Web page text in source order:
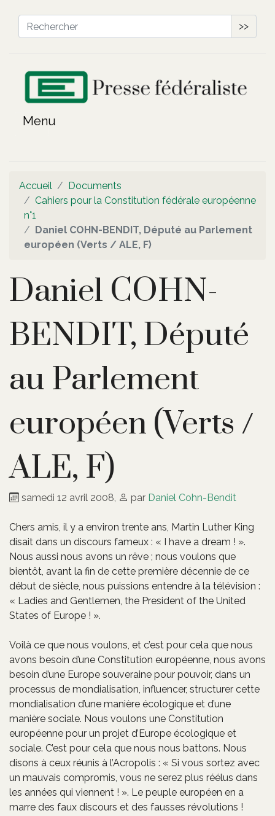
>>
Accueil
Documents
Cahiers pour la Constitution fédérale européenne
n°1
Daniel COHN-BENDIT, Député au Parlement
européen (Verts / ALE, F)
Daniel COHN-
BENDIT, Député
au Parlement
européen (Verts /
ALE, F)
samedi 12 avril 2008 par Daniel Cohn-Bendit
Chers amis, il y a environ trente ans, Martin Luther King
disait dans un discours fameux : « I have a dream ! ».
Nous aussi nous avons un rêve ; nous voulons que
bientôt, avant la fin de cette première décennie de ce
début de siècle, nous puissions entendre à la télévision :
« Ladies and Gentlemen, the President of the United
States of Europe ! ».
Voilà ce que nous voulons, et c’est pour cela que nous
avons besoin d’une Constitution européenne, nous avons
besoin d’une Europe souveraine pour pouvoir, dans un
processus de mondialisation, influencer, structurer cette
mondialisation d’une manière écologique et d’une
manière sociale. Nous voulons une Constitution
européenne pour un projet d’Europe écologique et
sociale. C’est pour cela que nous nous battons. Nous
disons à ceux réunis à l’Acropolis : « Si vous sortez avec
un mauvais compromis, vous ne serez plus réélus dans
les années qui viennent ! ». Le peuple européen en a
marre des faux discours et des fausses révolutions !